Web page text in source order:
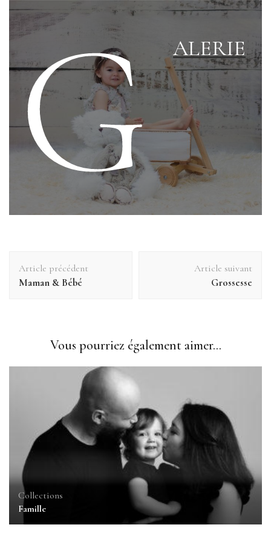
G ALERIE
d'article
Article précédent
Maman & Bébé
Article suivant
Grossesse
Vous pourriez également aimer...
Collections
Famille